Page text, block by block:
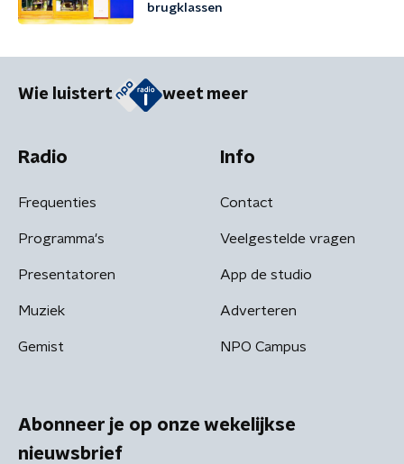
brugklassen
Wie luistert weet meer
Radio
Frequenties
Programma's
Presentatoren
Muziek
Gemist
Info
Contact
Veelgestelde vragen
App de studio
Adverteren
NPO Campus
Abonneer je op onze wekelijkse
nieuwsbrief